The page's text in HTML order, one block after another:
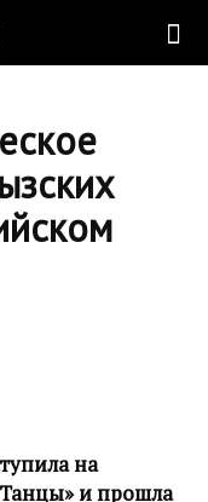
на
и прошла